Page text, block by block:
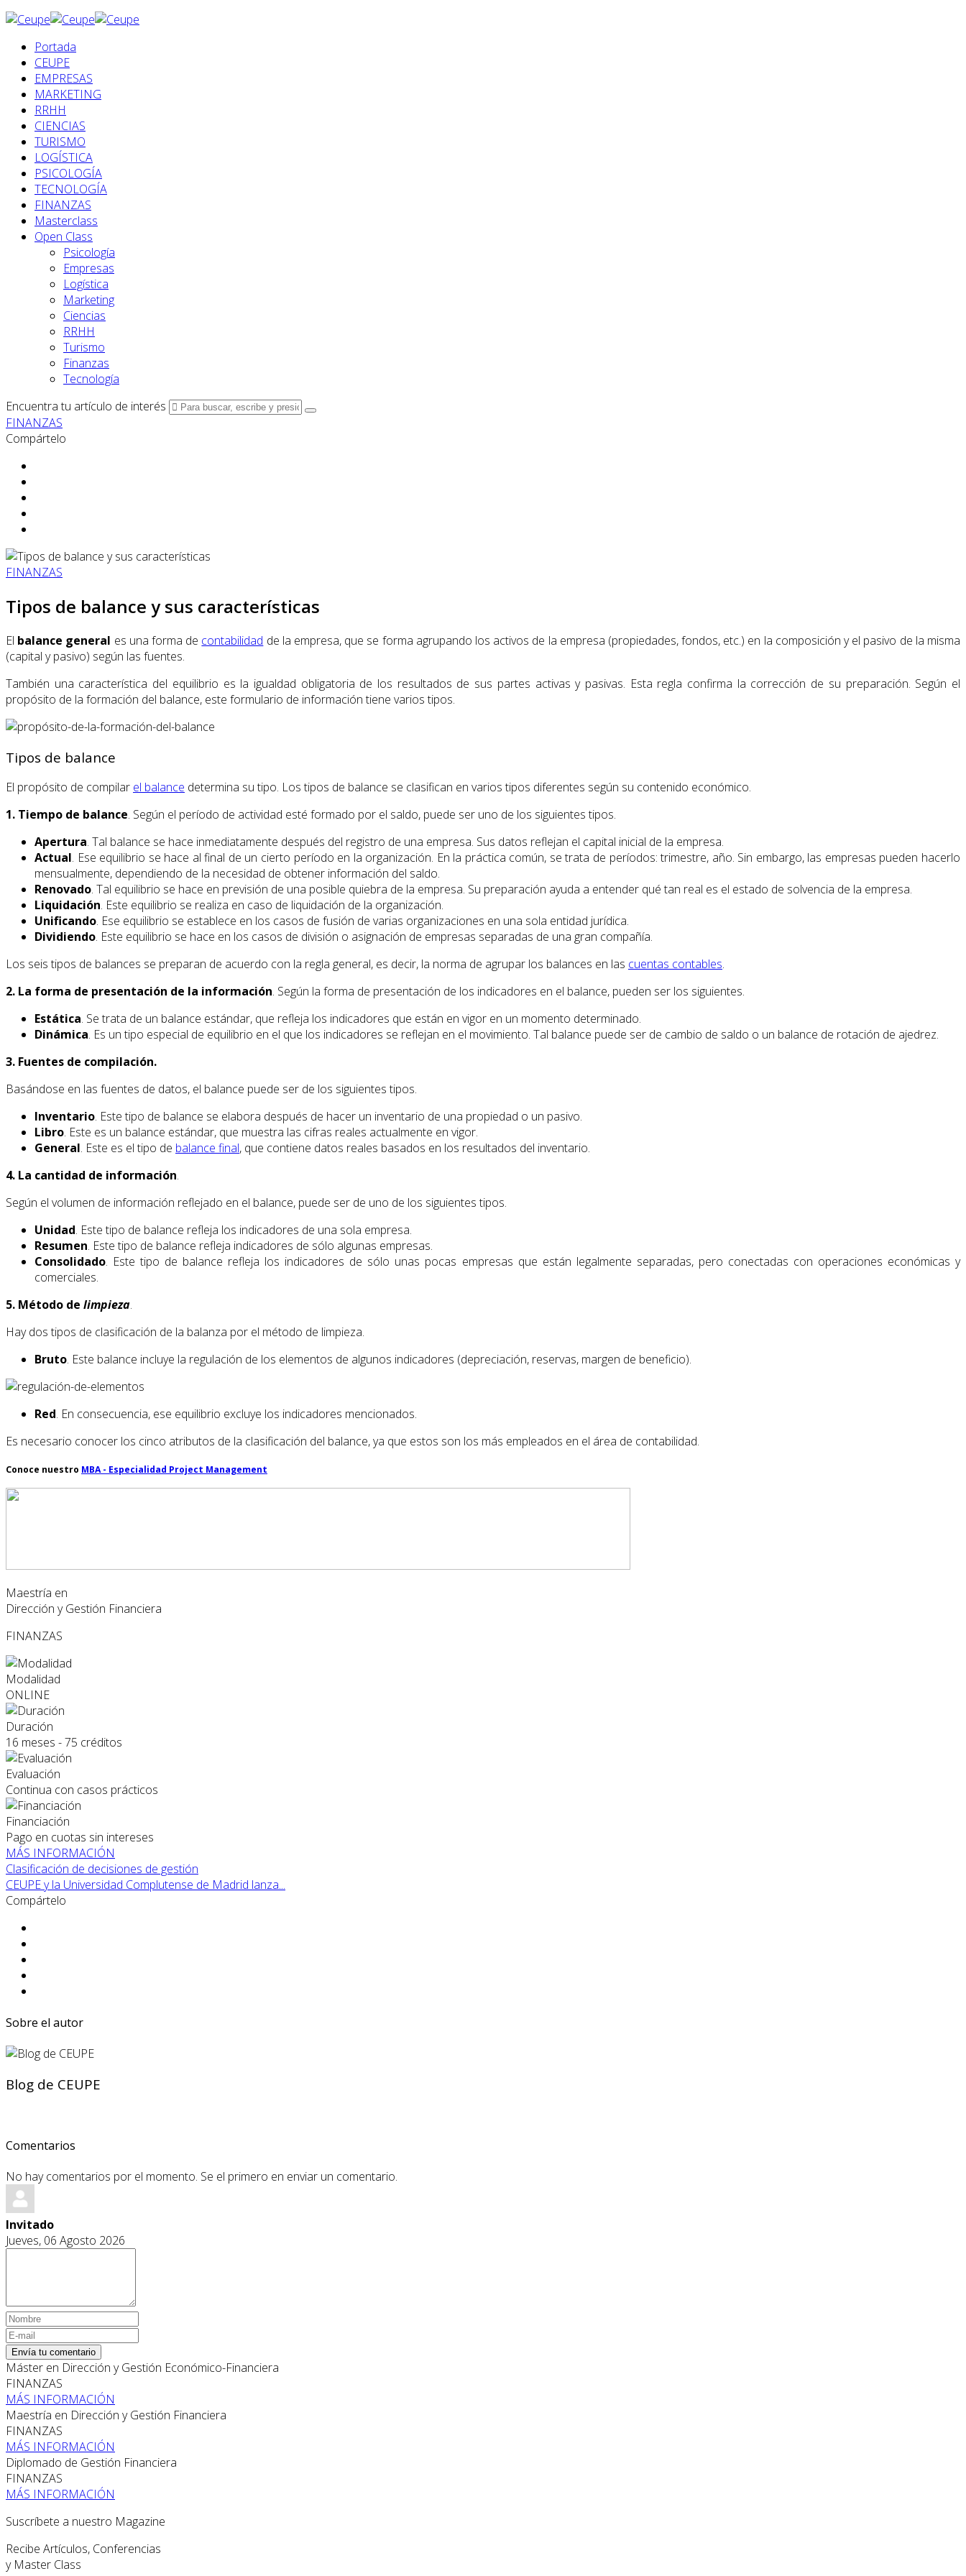
Portada
CEUPE
EMPRESAS
MARKETING
RRHH
CIENCIAS
TURISMO
LOGÍSTICA
PSICOLOGÍA
TECNOLOGÍA
FINANZAS
Masterclass
Open Class
Psicología
Empresas
Logística
Marketing
Ciencias
RRHH
Turismo
Finanzas
Tecnología
Encuentra tu artículo de interés
FINANZAS
Compártelo
FINANZAS
Tipos de balance y sus características
El balance general es una forma de contabilidad de la empresa, que se forma agrupando los activos de la empresa (propiedades, fondos, etc.) en la composición y el pasivo de la misma
(capital y pasivo) según las fuentes.
También una característica del equilibrio es la igualdad obligatoria de los resultados de sus partes activas y pasivas. Esta regla confirma la corrección de su preparación. Según el
propósito de la formación del balance, este formulario de información tiene varios tipos.
Tipos de balance
El propósito de compilar el balance determina su tipo. Los tipos de balance se clasifican en varios tipos diferentes según su contenido económico.
1. Tiempo de balance. Según el período de actividad esté formado por el saldo, puede ser uno de los siguientes tipos.
Apertura. Tal balance se hace inmediatamente después del registro de una empresa. Sus datos reflejan el capital inicial de la empresa.
Actual. Ese equilibrio se hace al final de un cierto período en la organización. En la práctica común, se trata de períodos: trimestre, año. Sin embargo, las empresas pueden hacerlo
mensualmente, dependiendo de la necesidad de obtener información del saldo.
Renovado. Tal equilibrio se hace en previsión de una posible quiebra de la empresa. Su preparación ayuda a entender qué tan real es el estado de solvencia de la empresa.
Liquidación. Este equilibrio se realiza en caso de liquidación de la organización.
Unificando. Ese equilibrio se establece en los casos de fusión de varias organizaciones en una sola entidad jurídica.
Dividiendo. Este equilibrio se hace en los casos de división o asignación de empresas separadas de una gran compañía.
Los seis tipos de balances se preparan de acuerdo con la regla general, es decir, la norma de agrupar los balances en las cuentas contables.
2. La forma de presentación de la información. Según la forma de presentación de los indicadores en el balance, pueden ser los siguientes.
Estática. Se trata de un balance estándar, que refleja los indicadores que están en vigor en un momento determinado.
Dinámica. Es un tipo especial de equilibrio en el que los indicadores se reflejan en el movimiento. Tal balance puede ser de cambio de saldo o un balance de rotación de ajedrez.
3. Fuentes de compilación.
Basándose en las fuentes de datos, el balance puede ser de los siguientes tipos.
Inventario. Este tipo de balance se elabora después de hacer un inventario de una propiedad o un pasivo.
Libro. Este es un balance estándar, que muestra las cifras reales actualmente en vigor.
General. Este es el tipo de balance final, que contiene datos reales basados en los resultados del inventario.
4. La cantidad de información.
Según el volumen de información reflejado en el balance, puede ser de uno de los siguientes tipos.
Unidad. Este tipo de balance refleja los indicadores de una sola empresa.
Resumen. Este tipo de balance refleja indicadores de sólo algunas empresas.
Consolidado. Este tipo de balance refleja los indicadores de sólo unas pocas empresas que están legalmente separadas, pero conectadas con operaciones económicas y
comerciales.
5. Método de limpieza.
Hay dos tipos de clasificación de la balanza por el método de limpieza.
Bruto. Este balance incluye la regulación de los elementos de algunos indicadores (depreciación, reservas, margen de beneficio).
Red. En consecuencia, ese equilibrio excluye los indicadores mencionados.
Es necesario conocer los cinco atributos de la clasificación del balance, ya que estos son los más empleados en el área de contabilidad.
Conoce nuestro MBA - Especialidad Project Management
Maestría en
Dirección y Gestión Financiera
FINANZAS
Modalidad
ONLINE
Duración
16 meses - 75 créditos
Evaluación
Continua con casos prácticos
Financiación
Pago en cuotas sin intereses
MÁS INFORMACIÓN
Clasificación de decisiones de gestión
CEUPE y la Universidad Complutense de Madrid lanza...
Compártelo
Sobre el autor
Blog de CEUPE
Comentarios
No hay comentarios por el momento. Se el primero en enviar un comentario.
Invitado
Jueves, 06 Agosto 2026
Envía tu comentario
Máster en Dirección y Gestión Económico-Financiera
FINANZAS
MÁS INFORMACIÓN
Maestría en Dirección y Gestión Financiera
FINANZAS
MÁS INFORMACIÓN
Diplomado de Gestión Financiera
FINANZAS
MÁS INFORMACIÓN
Suscríbete a nuestro Magazine
Recibe Artículos, Conferencias
y Master Class